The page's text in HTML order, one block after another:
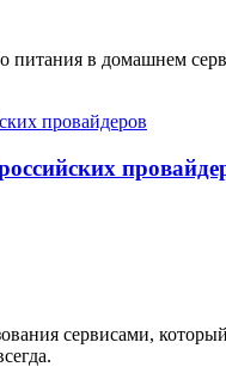
питания в домашнем
сервисами,